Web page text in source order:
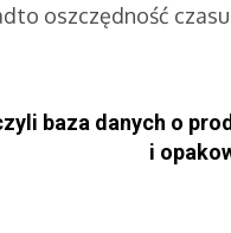
oszczędność
baza danych o
i